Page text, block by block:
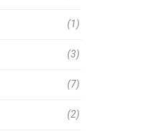
(1)
(3)
(7)
(2)